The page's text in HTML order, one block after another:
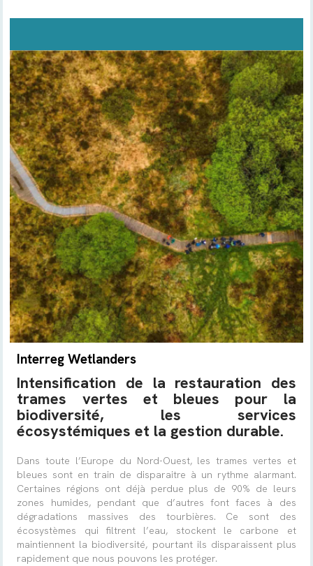
Interreg Wetlanders
Intensification de la restauration des
trames vertes et bleues pour la
biodiversité, les services
écosystémiques et la gestion durable.
Dans toute l’Europe du Nord-Ouest, les trames vertes et
bleues sont en train de disparaitre à un rythme alarmant.
Certaines régions ont déjà perdue plus de 90% de leurs
zones humides, pendant que d’autres font faces à des
dégradations massives des tourbières. Ce sont des
écosystèmes qui filtrent l’eau, stockent le carbone et
maintiennent la biodiversité, pourtant ils disparaissent plus
rapidement que nous pouvons les protéger.